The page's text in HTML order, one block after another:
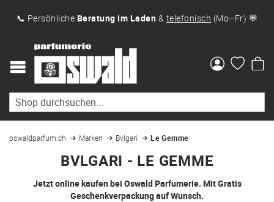
📞 Persönliche Beratung im Laden & telefonisch (Mo–Fr) 💬
oswaldparfum.ch Marken Bvlgari Le Gemme
BVLGARI - LE GEMME
Jetzt online kaufen bei Oswald Parfumerie. Mit Gratis
Geschenkverpackung auf Wunsch.